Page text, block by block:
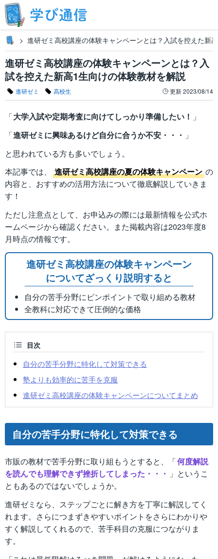
進研ゼミ高校講座の体験キャンペーンとは？入試を控えた新
進研ゼミ高校講座の体験キャンペーンとは？入
試を控えた新高1生向けの体験教材を解説
進研ゼミ 高校生 更新2023/08/14
「大学入試や定期考査に向けてしっかり準備したい！ 」
「進研ゼミに興味あるけど自分に合うか不安・・・ 」
と思われている方も多いでしょう。
本記事では、
進研ゼミ高校講座の夏の体験キャンペーン の
内容と、おすすめの活用方法について徹底解説していきま
す！
ただし注意点として、お申込みの際には最新情報を公式ホ
ームページから確認ください。また掲載内容は2023年度8
月時点の情報です。
進研ゼミ高校講座の体験キャンペーン
についてざっくり説明すると
自分の苦手分野にピンポイントで取り組める教材
全教科に対応できて圧倒的な価格
目次
自分の苦手分野に特化して対策できる
塾よりも効率的に苦手を克服
進研ゼミ高校講座の体験キャンペーンについてまとめ
自分の苦手分野に特化して対策できる
市販の教材で苦手分野に取り組もうとすると、「何度解説
を読んでも理解できず挫折してしまった・・・ 」というこ
ともあるのではないでしょうか。
進研ゼミなら、ステップごとに解き方を丁寧に解説してく
れます。さらにつまずきやすいポイントをさらにわかりや
すく解説してくれるので、苦手科目の克服につながりま
す。